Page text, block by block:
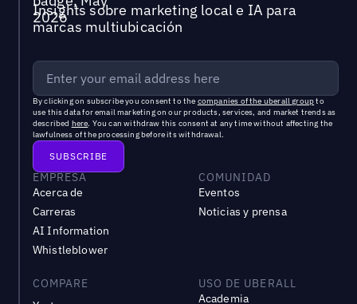
Insights sobre marketing local e IA para
marcas multiubicación
By clicking on subscribe you consent to the companies of the uberall groupto
use this data for email marketing on our products, services, and market trends as
described here. You can withdraw this consent at any time without affecting the
lawfulness of the processing before its withdrawal.
EMPRESA
Acerca de
Carreras
AI Information
Whistleblower
COMUNIDAD
Eventos
Noticias y prensa
COMPARE
USO DE UBERALL
Academia